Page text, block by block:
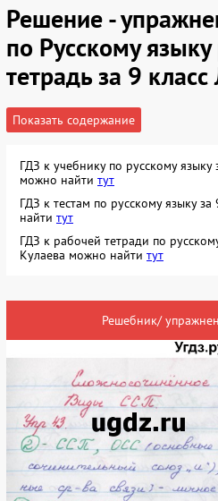
Решение -
по Русскому
тетрадь за 9
Показать содержание
ГДЗ к учебнику по русскому
можно найти тут
ГДЗ к тестам по русскому языку
найти тут
ГДЗ к рабочей тетради по
Кулаева можно найти тут
Решебник/